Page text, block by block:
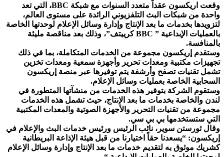
وقعت اريكسون عقداً متعدد السنوات مع شبكة BBC، التي تعد
واحدة من شبكات البث التلفزيوني الرائدة على مستوى العالم،
لتزويدها بخدمات ما بعد الإنتاج وإدارة وسائل الإعلام لوحدتها الخاصة
بالعمليات الإبداعية ” BBC كرييتف”، وذلك بعد مناقصة مليئة
بالمنافسة.
وستقدم إريكسون مجموعة من الخدمات المتكاملة، بما في ذلك
تجهيزات مكتبية ومعدات تحرير وأجهزة سمعية ومعدات تخزين
تشمل تقنيات تصفح وأرشفة يتم توفيرها عبر منصة إريكسون
السحابية الخاصة بعمليات وسائل الإعلام.
وستقوم الشركة بتوفير هذه الخدمات من منشآتها المتطورة في
لندن والخاصة بخدمات ما بعد الإنتاج، حيث تشمل هذه الخدمات
مجموعة من تقنيات التحرير والأجهزة الصوتية والمعدات المكتبية
التي ستستخدمها بي بي سي.
وقال ثورستن سوير، نائب الرئيس ورئيس خدمات البث والإعلام في
إريكسون: “يسعدنا حقاً اختيارنا من قبل هيئة الإذاعة البريطانية
كشريك موثوق به لتقديم خدمات ما بعد الإنتاج وإدارة وسائل الإعلام